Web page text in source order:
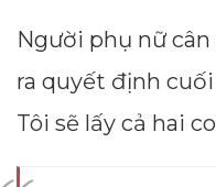
Người phụ nữ
ra quyết định cuối
Tôi sẽ lấy cả hai